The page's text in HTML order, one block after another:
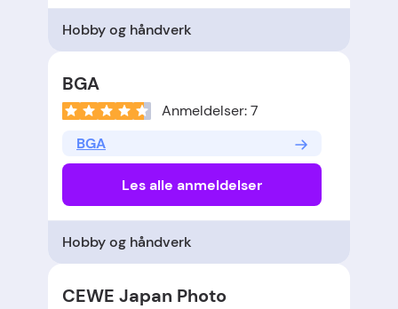
Hobby og håndverk
BGA
Anmeldelser: 7
BGA
Les alle anmeldelser
Hobby og håndverk
CEWE Japan Photo